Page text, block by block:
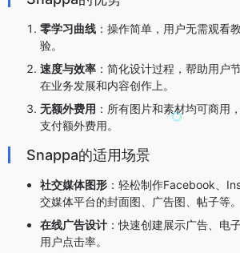
零学习曲线 ：操作简单，用户无需观看
验。
速度与效率 ：简化设计过程，帮助用户
在业务发展和内容创作上。
无额外费用 ：所有图片和素材均可商用
支付额外费用。
Snappa的适用场景
社交媒体图形 ：轻松制作Facebook、
交媒体平台的封面图、广告图、帖子等。
在线广告设计 ：快速创建展示广告、电
用户点击率。